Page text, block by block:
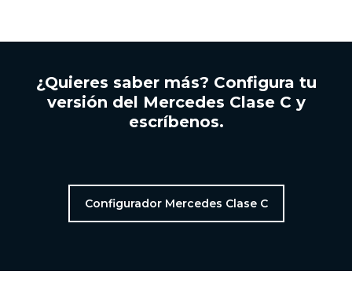
¿Quieres saber más? Configura tu
versión del Mercedes Clase C y
escríbenos.
Configurador Mercedes Clase C